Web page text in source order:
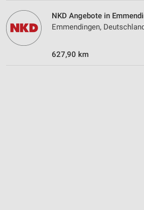
NKD Angebote in
Emmendingen,
627,90 km
personalisierter Werbung
Erstellung von Profilen zur
von Inhalten